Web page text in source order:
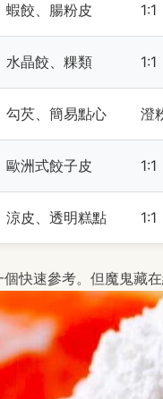
蝦餃、腸粉皮
水晶餃、粿類
勾芡、簡易點心 澄
歐洲式餃子皮
涼皮、透明糕點
快速參考。但魔鬼藏